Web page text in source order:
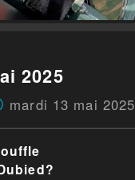
2025
mardi 13 mai 2025